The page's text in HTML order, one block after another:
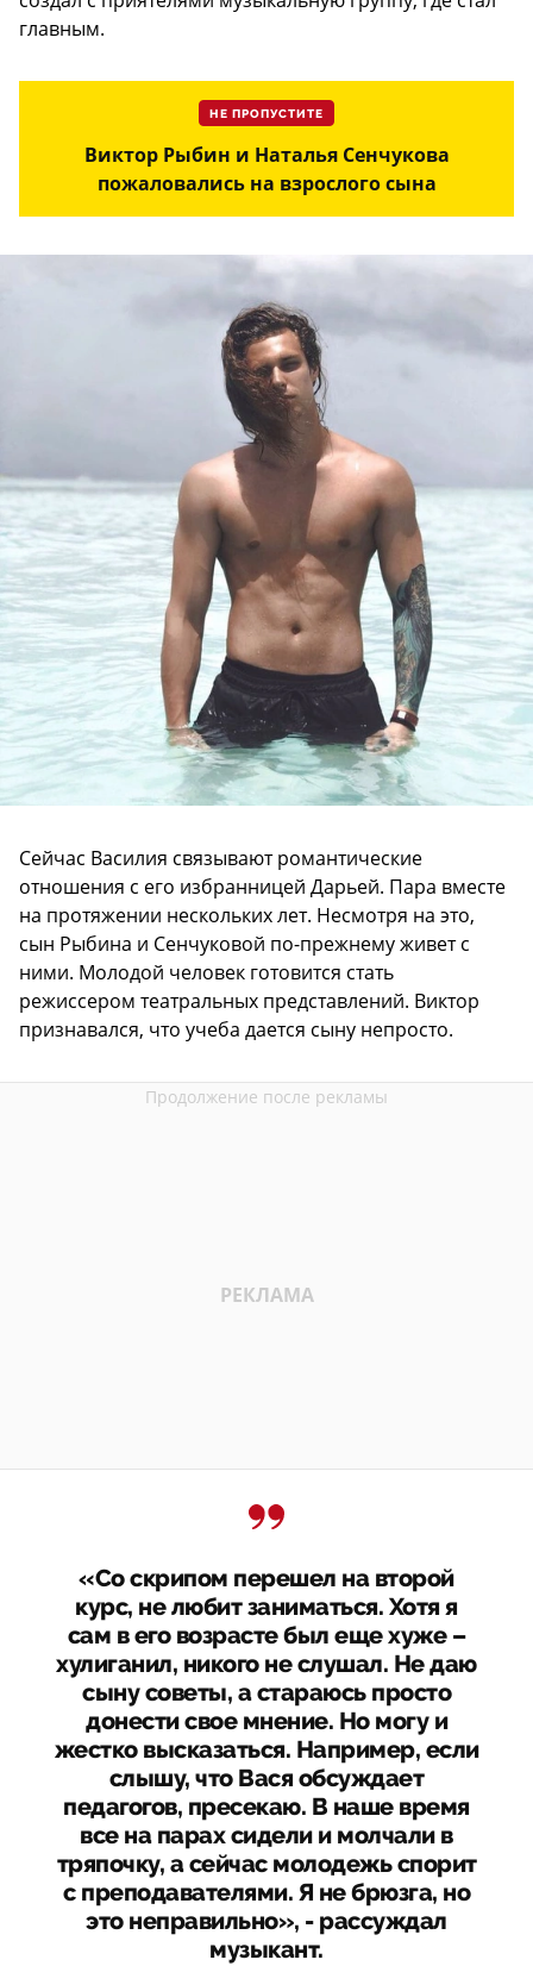
главным.
НЕ ПРОПУСТИТЕ
Виктор Рыбин и Наталья Сенчукова
пожаловались на взрослого сына
Сейчас Василия связывают романтические
отношения с его избранницей Дарьей. Пара вместе
на протяжении нескольких лет. Несмотря на это,
сын Рыбина и Сенчуковой по-прежнему живет с
ними. Молодой человек готовится стать
режиссером театральных представлений. Виктор
признавался, что учеба дается сыну непросто.
«Со скрипом перешел на второй
курс, не любит заниматься. Хотя я
сам в его возрасте был еще хуже –
хулиганил, никого не слушал. Не даю
сыну советы, а стараюсь просто
донести свое мнение. Но могу и
жестко высказаться. Например, если
слышу, что Вася обсуждает
педагогов, пресекаю. В наше время
все на парах сидели и молчали в
тряпочку, а сейчас молодежь спорит
с преподавателями. Я не брюзга, но
это неправильно», - рассуждал
музыкант.